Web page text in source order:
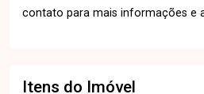
contato para mais informações e
Itens do Imóvel